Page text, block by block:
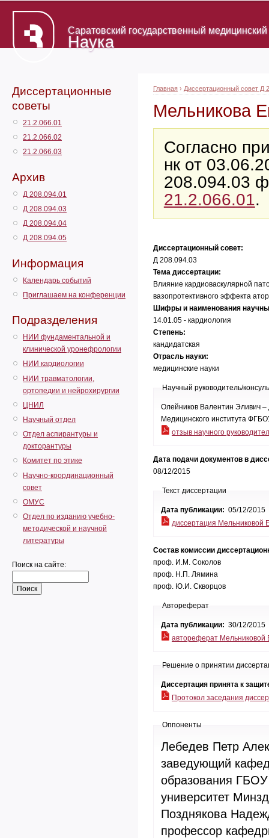
Саратовский государственный
Наука
Диссертационные
советы
21.2.066.01
21.2.066.02
21.2.066.03
Архив
Д 208.094.01
Д 208.094.03
Д 208.094.04
Д 208.094.05
Информация
Календарь событий
Приглашаем на конференции
Подразделения
НИИ фундаментальной и
клинической уронефрологии
НИИ кардиологии
НИИ травматологии,
ортопедии и нейрохирургии
ЦНИЛ
Научный отдел
Отдел аспирантуры и
докторантуры
Комитет по этике
Научно-координационный
совет
ОМУС
Отдел по изданию учебно-
методической и научной
литературы
Поиск на сайте:
Главная › Диссертационный совет Д
Мельникова
Согласно
нк от
208.094.03
21.2.066.01.
Диссертационный совет:
Д 208.094.03
Тема диссертации:
Влияние кардиоваскулярной
вазопротективного эффекта
Шифры и наименования
14.01.05 - кардиология
Степень:
кандидатская
Отрасль науки:
медицинские науки
Научный руководитель/
Олейников Валентин Эливич
Медицинского института
отзыв научного
Дата подачи документов в
08/12/2015
Текст диссертации
Дата публикации: 05/12/2015
диссертация Мельниковой
Состав комиссии
проф. И.М. Соколов
проф. Н.П. Лямина
проф. Ю.И. Скворцов
Автореферат
Дата публикации: 30/12/2015
автореферат Мельниковой
Решение о принятии
Диссертация принята к
Протокол заседания
Оппоненты
Лебедев Петр
заведующий
образования
университет
Позднякова Надежда Викторовна - доктор медицинских наук,
профессор